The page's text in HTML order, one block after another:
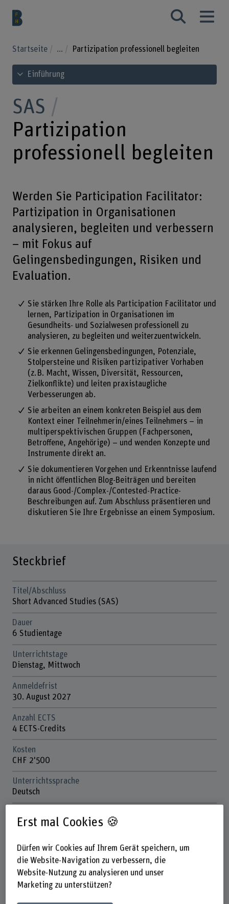
Startseite ... Partizipation professionell begleiten
Inhaltsverzeichnis ansehen
Einführung
SAS
Partizipation
professionell begleiten
Werden Sie Participation Facilitator:
Partizipation in Organisationen
analysieren, begleiten und verbessern
– mit Fokus auf
Gelingensbedingungen, Risiken und
Evaluation.
Sie stärken Ihre Rolle als Participation Facilitator und
lernen, Partizipation in Organisationen im
Gesundheits- und Sozialwesen professionell zu
analysieren, zu begleiten und weiterzuentwickeln.
Sie erkennen Gelingensbedingungen, Potenziale,
Stolpersteine und Risiken partizipativer Vorhaben
(z. B. Macht, Wissen, Diversität, Ressourcen,
Zielkonflikte) und leiten praxistaugliche
Verbesserungen ab.
Sie arbeiten an einem konkreten Beispiel aus dem
Kontext einer Teilnehmerin/eines Teilnehmers – in
multiperspektivischen Gruppen (Fachpersonen,
Betroffene, Angehörige) – und wenden Konzepte und
Instrumente direkt an.
Sie dokumentieren Vorgehen und Erkenntnisse laufend
in nicht öffentlichen Blog-Beiträgen und bereiten
daraus Good-/Complex-/Contested-Practice-
Beschreibungen auf. Zum Abschluss präsentieren und
diskutieren Sie Ihre Ergebnisse an einem Symposium.
Steckbrief
Titel/Abschluss
Short Advanced Studies (SAS)
Dauer
6 Studientage
Unterrichtstage
Dienstag, Mittwoch
Anmeldefrist
30. August 2027
Anzahl ECTS
4 ECTS-Credits
Kosten
CHF 2'500
Unterrichtssprache
Deutsch
Bern
Departement
Gesundheit
Nächste Durchführung
Oktober bis Dezember 2027
Erst mal Cookies 🍪
Dürfen wir Cookies auf Ihrem Gerät speichern, um
die Website-Navigation zu verbessern, die
Website-Nutzung zu analysieren und unser
Marketing zu unterstützen?